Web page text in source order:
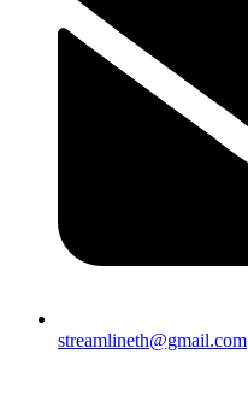
streamlineth@gmail.com